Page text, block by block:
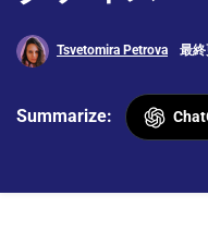
Tsvetomira Petrova 最
Summarize: